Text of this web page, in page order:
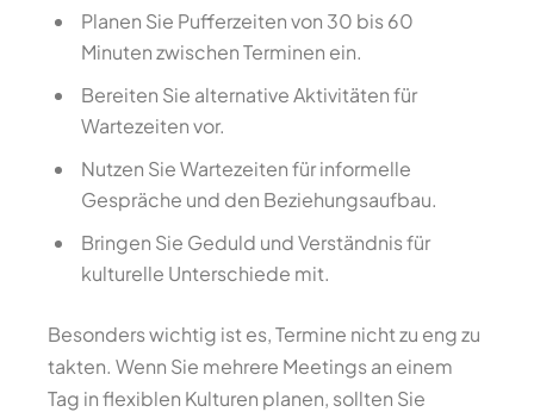
Planen Sie Pufferzeiten von 30 bis 60
Minuten zwischen Terminen ein.
Bereiten Sie alternative Aktivitäten für
Wartezeiten vor.
Nutzen Sie Wartezeiten für informelle
Gespräche und den Beziehungsaufbau.
Bringen Sie Geduld und Verständnis für
kulturelle Unterschiede mit.
Besonders wichtig ist es, Termine nicht zu eng zu
takten. Wenn Sie mehrere Meetings an einem
Tag in flexiblen Kulturen planen, sollten Sie